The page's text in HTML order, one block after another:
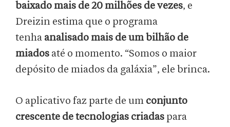
baixado mais de 20 milhões de vezes, e
Dreizin estima que o programa
tenha analisado mais de um bilhão de
miados até o momento. “Somos o maior
depósito de miados da galáxia”, ele brinca.
O aplicativo faz parte de um conjunto
crescente de tecnologias criadas para